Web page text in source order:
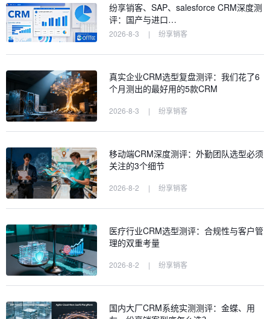
纷享销客、SAP、salesforce CRM深度测
评：国产与进口…
2026-8-3 | 纷享销客
真实企业CRM选型复盘测评：我们花了6
个月测出的最好用的5款CRM
2026-8-3 | 纷享销客
移动端CRM深度测评：外勤团队选型必须
关注的3个细节
2026-8-2 | 纷享销客
医疗行业CRM选型测评：合规性与客户管
理的双重考量
2026-8-2 | 纷享销客
国内大厂CRM系统实测测评：金蝶、用